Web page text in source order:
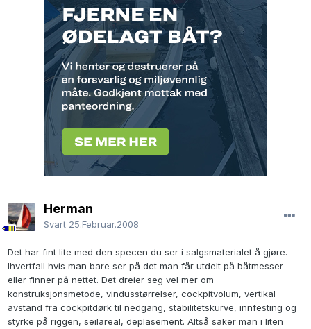
Herman
Svart 25.Februar.2008
Det har fint lite med den specen du ser i salgsmaterialet å gjøre.
Ihvertfall hvis man bare ser på det man får utdelt på båtmesser
eller finner på nettet. Det dreier seg vel mer om
konstruksjonsmetode, vindusstørrelser, cockpitvolum, vertikal
avstand fra cockpitdørk til nedgang, stabilitetskurve, innfesting og
styrke på riggen, seilareal, deplasement. Altså saker man i liten